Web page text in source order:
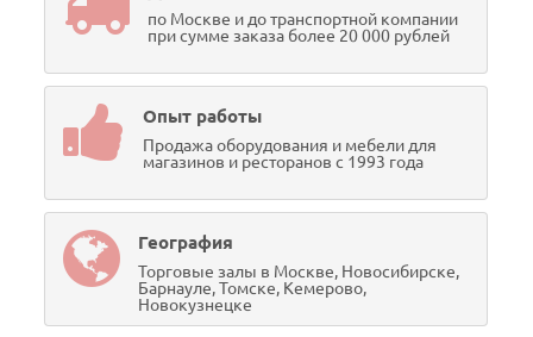
по Москве и до транспортной компании
при сумме заказа более 20 000 рублей
Опыт работы
Продажа оборудования и мебели для
магазинов и ресторанов с 1993 года
География
Торговые залы в Москве, Новосибирске,
Барнауле, Томске, Кемерово,
Новокузнецке